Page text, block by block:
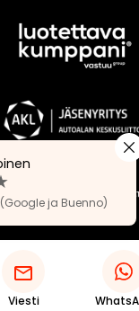
Viesti
(Google ja Buenno)